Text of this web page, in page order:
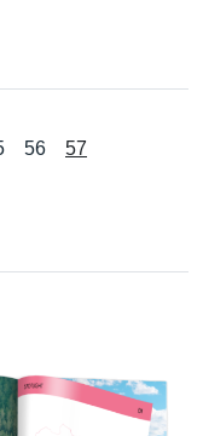
56 57